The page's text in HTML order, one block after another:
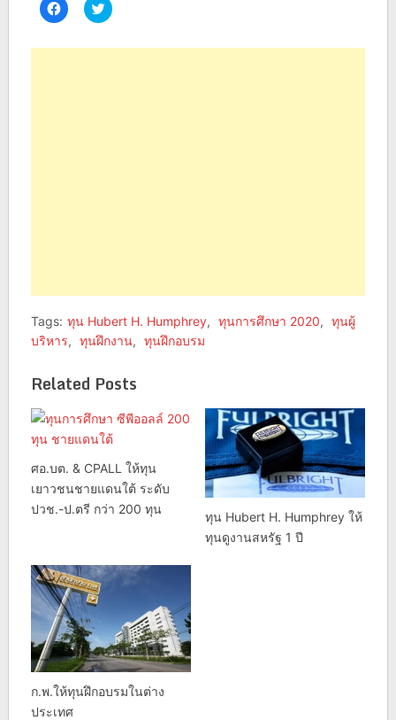
Click
to
Facebook
Click
to
Twitter
Tags: ทุน Hubert H. Humphrey, ทุนการศึกษา 2020, ทุนผู้
บริหาร, ทุนฝึกงาน, ทุนฝึกอบรม
Related Posts
ศอ.บต. & CPALL ให้ทุน
เยาวชนชายแดนใต้ ระดับ
ปวช.-ป.ตรี กว่า 200 ทุน
ทุน Hubert H. Humphrey ให้
ทุนดูงานสหรัฐ 1 ปี
ก.พ.ให้ทุนฝึกอบรมในต่าง
ประเทศ